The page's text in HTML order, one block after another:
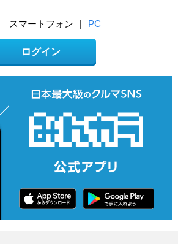
スマートフォン | PC
ログイン